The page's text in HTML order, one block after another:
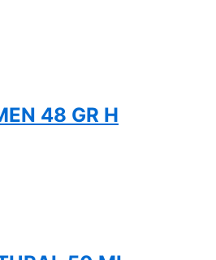
48 GR H